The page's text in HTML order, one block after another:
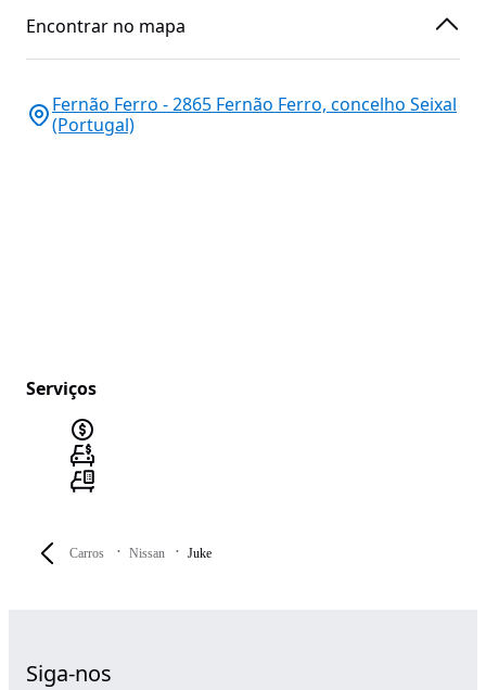
Carros Nissan Juke
Encontrar no mapa
Fernão Ferro - 2865 Fernão Ferro, concelho Seixal
(Portugal)
Serviços
Siga-nos